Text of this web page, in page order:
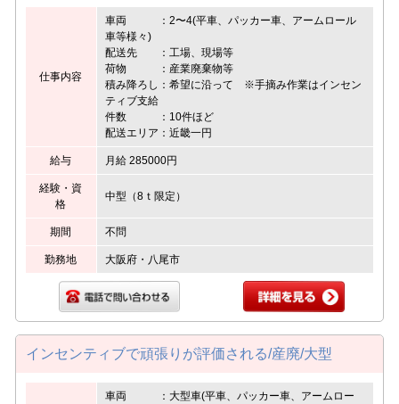
仕事内容
車両 ：2〜4(平車、パッカー車、アームロール
車等様々)
配送先 ：工場、現場等
荷物 ：産業廃棄物等
積み降ろし：希望に沿って ※手摘み作業はインセン
ティブ支給
件数 ：10件ほど
配送エリア：近畿一円
給与 月給 285000円
経験・資
格
中型（8ｔ限定）
期間 不問
勤務地 大阪府・八尾市
インセンティブで頑張りが評価される/産廃/大型
車両 ：大型車(平車、パッカー車、アームロー